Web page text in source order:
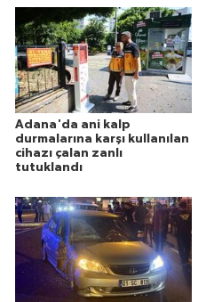
Adana'da ani kalp
durmalarına karşı kullanılan
cihazı çalan zanlı
tutuklandı